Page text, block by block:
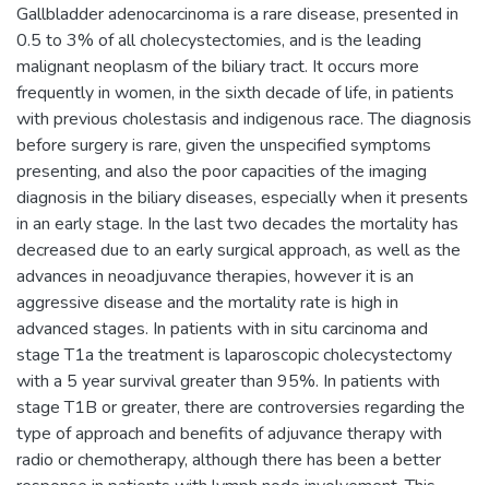
Gallbladder adenocarcinoma is a rare disease, presented in
0.5 to 3% of all cholecystectomies, and is the leading
malignant neoplasm of the biliary tract. It occurs more
frequently in women, in the sixth decade of life, in patients
with previous cholestasis and indigenous race. The diagnosis
before surgery is rare, given the unspecified symptoms
presenting, and also the poor capacities of the imaging
diagnosis in the biliary diseases, especially when it presents
in an early stage. In the last two decades the mortality has
decreased due to an early surgical approach, as well as the
advances in neoadjuvance therapies, however it is an
aggressive disease and the mortality rate is high in
advanced stages. In patients with in situ carcinoma and
stage T1a the treatment is laparoscopic cholecystectomy
with a 5 year survival greater than 95%. In patients with
stage T1B or greater, there are controversies regarding the
type of approach and benefits of adjuvance therapy with
radio or chemotherapy, although there has been a better